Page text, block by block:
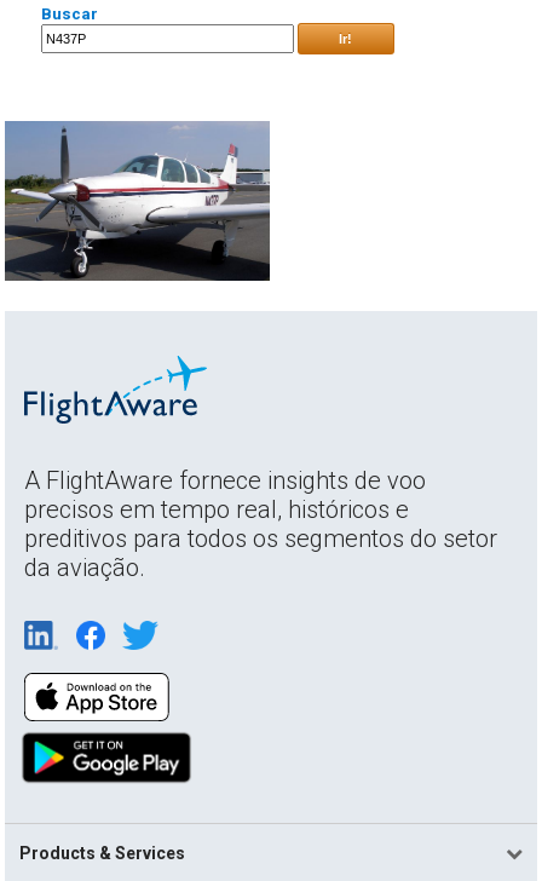
Buscar
Ir!
A FlightAware fornece insights de voo
precisos em tempo real, históricos e
preditivos para todos os segmentos do setor
da aviação.
Products & Services